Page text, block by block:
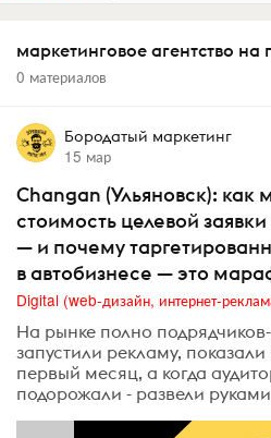
маркетинговое агентство на
0 материалов
Бородатый маркетинг
15 мар
Changan (Ульяновск): как
стоимость целевой
— и почему
в автобизнесе — это
На рынке полно
запустили рекламу,
первый месяц, а когда
подорожали - развели